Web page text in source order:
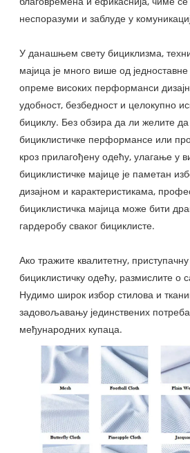
неспоразуми и заблуде у
У данашњем свету бициклизма,
мајица је много више од
опреме високих перформанси
удобност, безбедност и целокупно
бициклу. Без обзира да ли желите
бициклистичке перформансе или
кроз прилагођену одећу, улагање у
бициклистичке мајице је паметан
дизајном и карактеристикама,
бициклистичка мајица може бити
гардеробу сваког бициклисте.
Ако тражите квалитетну,
бициклистичку одећу, размислите о
Нудимо широк избор стилова и
задовољавању јединствених
међународних купаца.